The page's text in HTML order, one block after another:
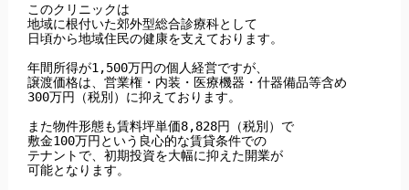
このクリニックは
地域に根付いた郊外型総合診療科として
日頃から地域住民の健康を支えております。
年間所得が1,500万円の個人経営ですが、
譲渡価格は、営業権・内装・医療機器・什器備品等含め
300万円（税別）に抑えております。
また物件形態も賃料坪単価8,828円（税別）で
敷金100万円という良心的な賃貸条件での
テナントで、初期投資を大幅に抑えた開業が
可能となります。